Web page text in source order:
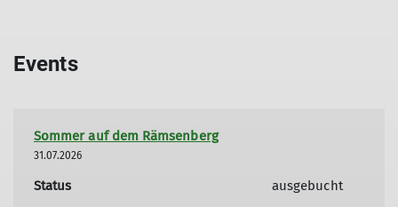
Events
Sommer auf dem Rämsenberg
31.07.2026
Status
ausgebucht